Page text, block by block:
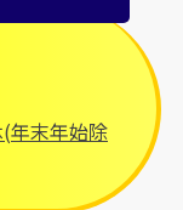
(年末年始除